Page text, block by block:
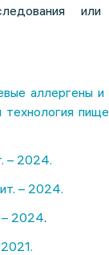
аллергены и
– 2024.
– 2024.
– 2024.